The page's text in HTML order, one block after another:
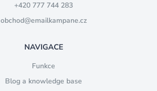
+420 777 744 283
obchod@emailkampane.cz
NAVIGACE
Funkce
Blog a knowledge base